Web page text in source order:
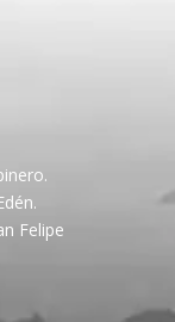
Felipe